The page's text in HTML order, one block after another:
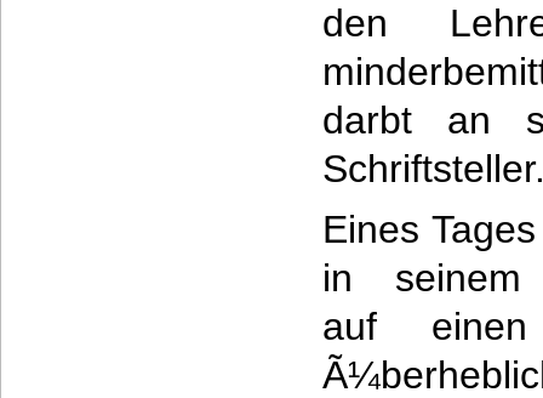
den
darbt an
Eines
in seinem
auf einen